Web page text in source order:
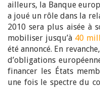
ailleurs, la Banque
a joué un rôle dans la
2010 sera plus aisée à
mobiliser jusqu’à 40
été annoncé. En
d’obligations
financer les États
une fois le spectre du